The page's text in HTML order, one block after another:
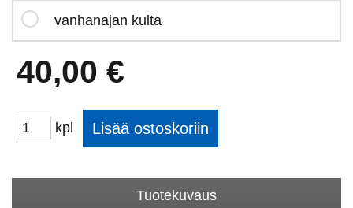
vanhanajan kulta
40,00 €
kpl
Tuotekuvaus